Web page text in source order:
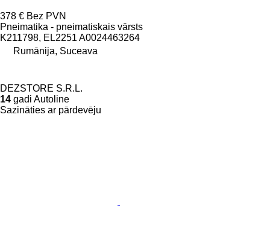
378 € Bez PVN
Pneimatika - pneimatiskais vārsts
K211798, EL2251 A0024463264
Rumānija, Suceava
DEZSTORE S.R.L.
14 gadi Autoline
Sazināties ar pārdevēju